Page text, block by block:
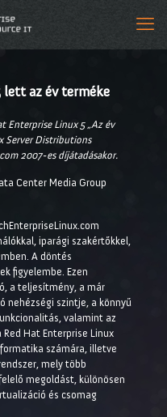
lett az év terméke
Enterprise Linux 5 „Az év
Server Distributions
2007-es díjátadásakor.
Center Media Group
iparági szakértőkkel,
A döntés
figyelembe. Ezen
a teljesítmény, a már
nehézségi szintje, a könnyű
valamint az
Hat Enterprise Linux
számára, illetve
mely több
megoldást, különösen
és csomag